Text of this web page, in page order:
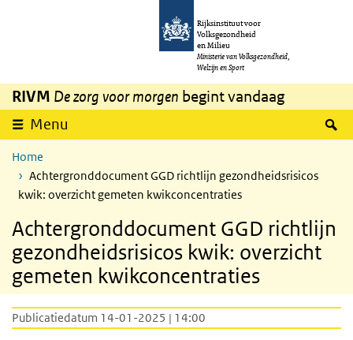
Overslaan en naar de inhoud gaan
Rijksinstituut voor
Volksgezondheid
en Milieu
Ministerie van Volksgezondheid,
Welzijn en Sport
RIVM De zorg voor morgen begint vandaag
Menu
Home
Achtergronddocument GGD richtlijn gezondheidsrisicos
kwik: overzicht gemeten kwikconcentraties
Achtergronddocument GGD richtlijn
gezondheidsrisicos kwik: overzicht
gemeten kwikconcentraties
Publicatiedatum 14-01-2025 | 14:00